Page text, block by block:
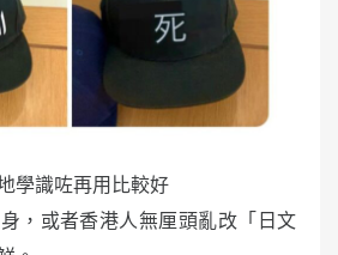
學識咗再用比較好
，或者香港人無厘頭亂改「日文